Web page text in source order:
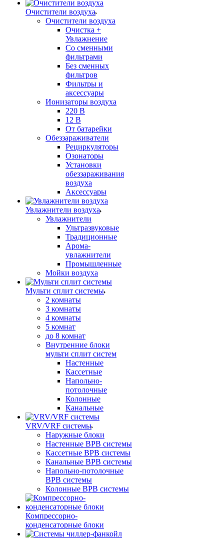
Очистители воздуха
Очистители воздуха
Очистка +
Увлажнение
Cо сменными
фильтрами
Без сменных
фильтров
Фильтры и
аксессуары
Ионизаторы воздуха
220 В
12 В
От батарейки
Обеззараживатели
Рециркуляторы
Озонаторы
Установки
обеззараживания
воздуха
Аксессуары
Увлажнители воздуха
Увлажнители
Ультразвуковые
Традиционные
Арома-
увлажнители
Промышленные
Мойки воздуха
Мульти сплит системы
2 комнаты
3 комнаты
4 комнаты
5 комнат
до 8 комнат
Внутренние блоки
мульти сплит систем
Настенные
Кассетные
Напольно-
потолочные
Колонные
Канальные
VRV/VRF системы
Наружные блоки
Настенные ВРВ системы
Кассетные ВРВ системы
Канальные ВРВ системы
Напольно-потолочные
ВРВ системы
Колонные ВРВ системы
Компрессорно-
конденсаторные блоки